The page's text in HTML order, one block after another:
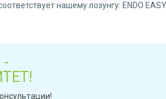
нашему лозунгу: ENDO EASY